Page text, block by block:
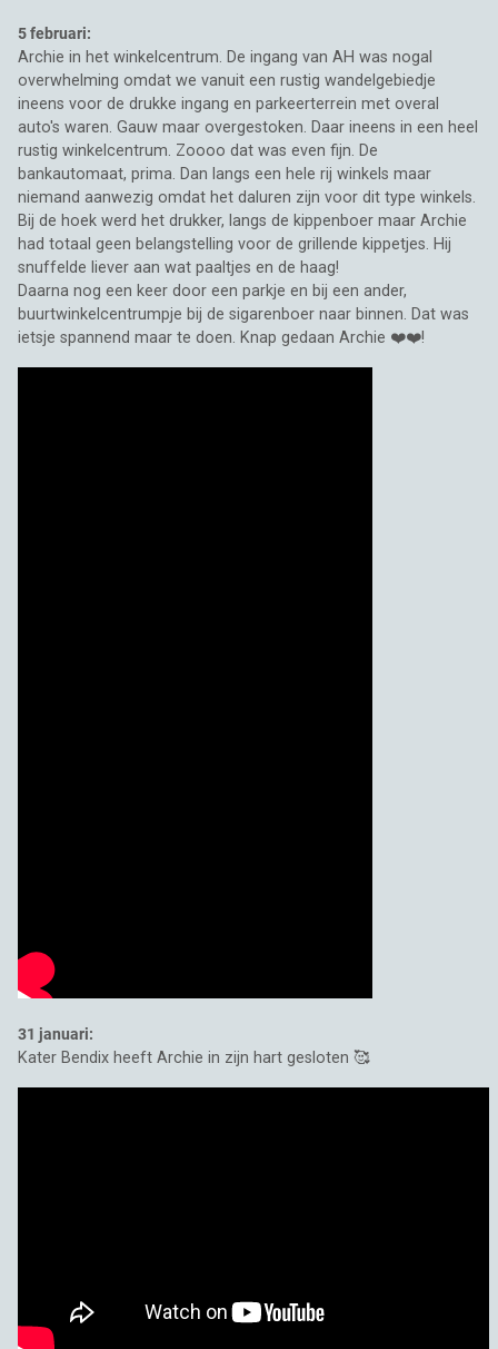
5 februari:
Archie in het winkelcentrum. De ingang van AH was nogal
overwhelming omdat we vanuit een rustig wandelgebiedje
ineens voor de drukke ingang en parkeerterrein met overal
auto's waren. Gauw maar overgestoken. Daar ineens in een heel
rustig winkelcentrum. Zoooo dat was even fijn. De
bankautomaat, prima. Dan langs een hele rij winkels maar
niemand aanwezig omdat het daluren zijn voor dit type winkels.
Bij de hoek werd het drukker, langs de kippenboer maar Archie
had totaal geen belangstelling voor de grillende kippetjes. Hij
snuffelde liever aan wat paaltjes en de haag!
Daarna nog een keer door een parkje en bij een ander,
buurtwinkelcentrumpje bij de sigarenboer naar binnen. Dat was
ietsje spannend maar te doen. Knap gedaan Archie ❤️❤️!
31 januari:
Kater Bendix heeft Archie in zijn hart gesloten 🥰